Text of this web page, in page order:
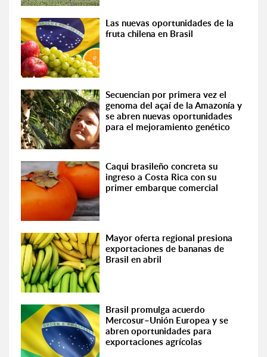
Las nuevas oportunidades de la
fruta chilena en Brasil
Secuencian por primera vez el
genoma del açaí de la Amazonía y
se abren nuevas oportunidades
para el mejoramiento genético
Caqui brasileño concreta su
ingreso a Costa Rica con su
primer embarque comercial
Mayor oferta regional presiona
exportaciones de bananas de
Brasil en abril
Brasil promulga acuerdo
Mercosur–Unión Europea y se
abren oportunidades para
exportaciones agrícolas